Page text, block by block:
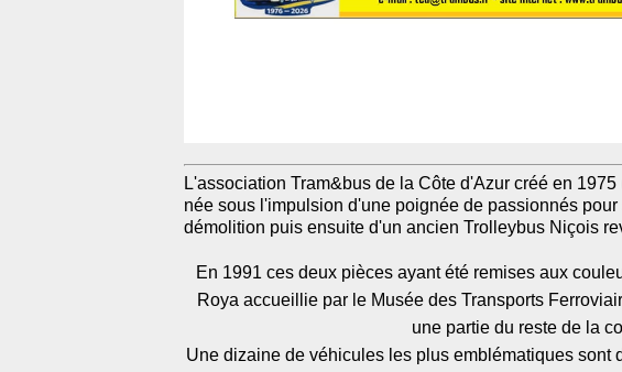
L'association Tram&bus de la Côte d'Azur créé en
née sous l'impulsion d'une poignée de passionnés
démolition puis ensuite d'un ancien Trolleybus Niçois
En 1991 ces deux pièces ayant été remises aux
Roya accueillie par le Musée des Transports
une partie du reste de la
Une dizaine de véhicules les plus emblématiques sont